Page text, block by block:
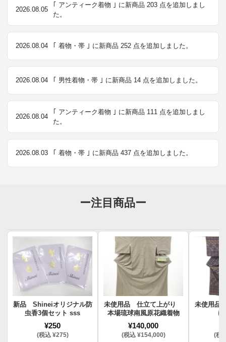
2026.08.05
｢ アンティーク着物 ｣ に新商品 203 点を追加しまし
た。
2026.08.04 ｢ 着物・帯 ｣ に新商品 252 点を追加しました。
2026.08.04 ｢ 男性着物・帯 ｣ に新商品 14 点を追加しました。
2026.08.04
｢ アンティーク着物 ｣ に新商品 111 点を追加しまし
た。
2026.08.03 ｢ 着物・帯 ｣ に新商品 437 点を追加しました。
ー注目商品ー
新品 Shineiオリジナル防
虫香3個セット sss
¥250
(税込 ¥275)
未使用品 仕立て上がり
本場琉球南風原花織着物
¥140,000
(税込 ¥154,000)
未使用品
(税